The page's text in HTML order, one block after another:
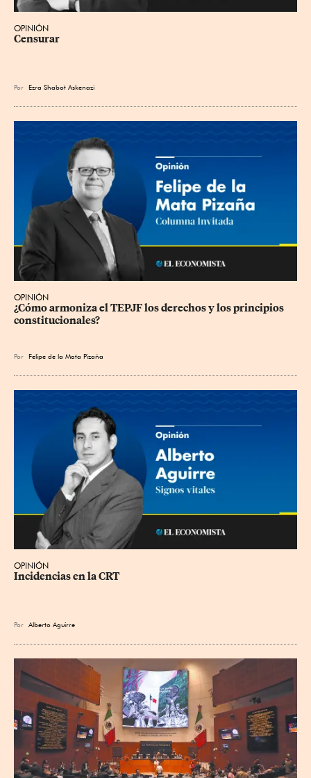
OPINIÓN
Censurar
Por Ezra Shabot Askenazi
OPINIÓN
¿Cómo armoniza el TEPJF los derechos y los principios
constitucionales?
Por Felipe de la Mata Pizaña
OPINIÓN
Incidencias en la CRT
Por Alberto Aguirre